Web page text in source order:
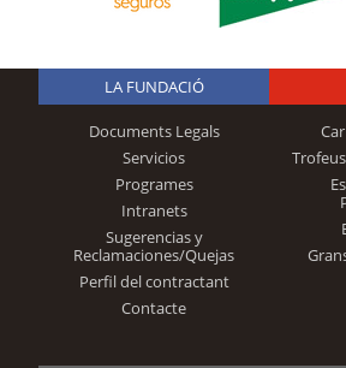
LA FUNDACIÓ
Documents Legals
Servicios
Programes
Intranets
Sugerencias y
Reclamaciones/Quejas
Perfil del contractant
Contacte